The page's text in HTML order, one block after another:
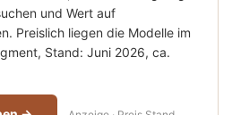
und Wert auf
Preislich liegen die Modelle im
Stand: Juni 2026, ca.